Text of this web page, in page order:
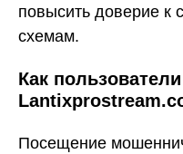
повысить доверие к
схемам.
Как
Посещение